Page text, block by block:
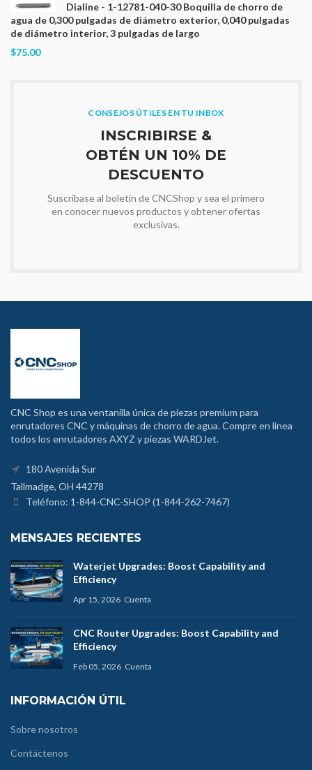
Dialine - 1-12781-040-30 Boquilla de chorro de
agua de 0,300 pulgadas de diámetro exterior, 0,040 pulgadas
de diámetro interior, 3 pulgadas de largo
$75.00
CONSEJOS ÚTILES EN TU INBOX
INSCRIBIRSE &
OBTÉN UN 10% DE
DESCUENTO
Suscríbase al boletín de CNCShop y sea el primero
en conocer nuevos productos y obtener ofertas
exclusivas.
CNC Shop es una ventanilla única de piezas premium para
enrutadores CNC y máquinas de chorro de agua. Compre en línea
todos los enrutadores AXYZ y piezas WARDJet.
180 Avenida Sur
Tallmadge, OH 44278
Teléfono: 1-844-CNC-SHOP (1-844-262-7467)
MENSAJES RECIENTES
Waterjet Upgrades: Boost Capability and
Efficiency
Apr 15, 2026 Cuenta
CNC Router Upgrades: Boost Capability and
Efficiency
Feb 05, 2026 Cuenta
INFORMACIÓN ÚTIL
Sobre nosotros
Contáctenos